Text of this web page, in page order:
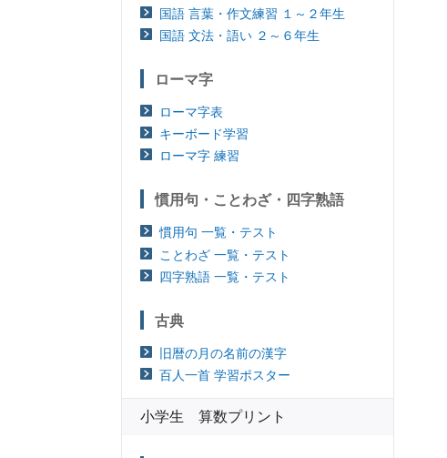
国語 言葉・作文練習 １～２年生
国語 文法・語い ２～６年生
ローマ字
ローマ字表
キーボード学習
ローマ字 練習
慣用句・ことわざ・四字熟語
慣用句 一覧・テスト
ことわざ 一覧・テスト
四字熟語 一覧・テスト
古典
旧暦の月の名前の漢字
百人一首 学習ポスター
小学生 算数プリント